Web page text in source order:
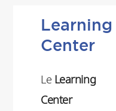
Learning
Center
Le Learning
Center